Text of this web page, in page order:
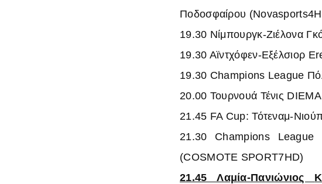
Ποδοσφαίρου
19.30 Νίμπουργκ-Ζιέλονα
19.30 Αϊντχόφεν-Εξέλσιορ
19.30 Champions League
20.00 Τουρνουά Τένις
21.45 FA Cup: Τότεναμ-
21.30 Champions League
(COSMOTE SPORT7HD)
21.45 Λαμία-Πανιώνιος